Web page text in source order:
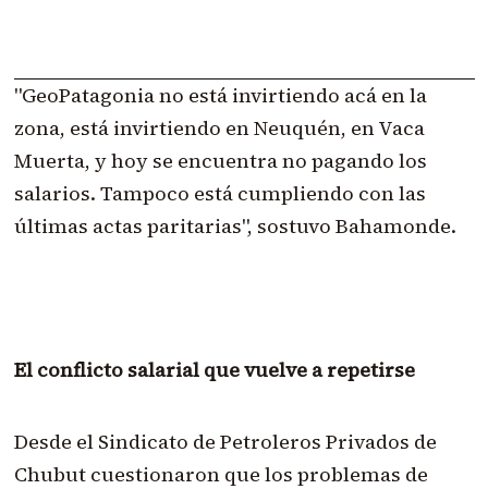
"GeoPatagonia no está invirtiendo acá en la
zona, está invirtiendo en Neuquén, en Vaca
Muerta, y hoy se encuentra no pagando los
salarios. Tampoco está cumpliendo con las
últimas actas paritarias", sostuvo Bahamonde.
El conflicto salarial que vuelve a repetirse
Desde el Sindicato de Petroleros Privados de
Chubut cuestionaron que los problemas de